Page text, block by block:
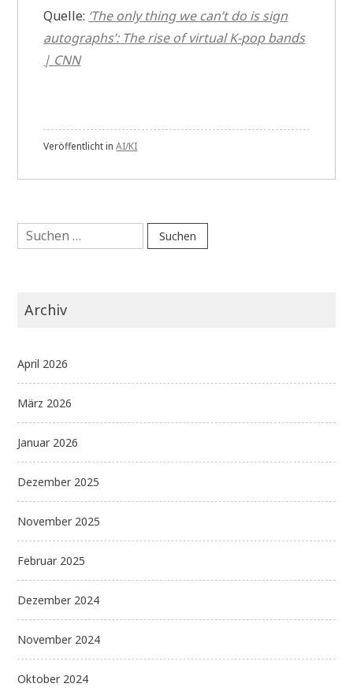
Quelle: ‘The only thing we can’t do is sign
autographs’: The rise of virtual K-pop bands
| CNN
Veröffentlicht inAI/KI
Suchen
nach:
Archiv
April 2026
März 2026
Januar 2026
Dezember 2025
November 2025
Februar 2025
Dezember 2024
November 2024
Oktober 2024